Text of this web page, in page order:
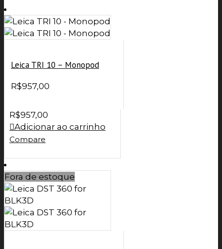
Leica TRI 10 – Monopod
R$957,00
R$957,00
Adicionar ao carrinho
Compare
Fora de estoque